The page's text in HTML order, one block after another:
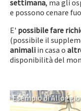
settimana, ma gli
e possono cenare
E' possibile fare
(possibile il
animali in casa o
disponibilità del
Esempio di